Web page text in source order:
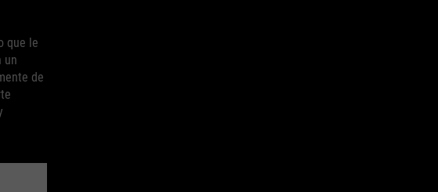
que le
un
de